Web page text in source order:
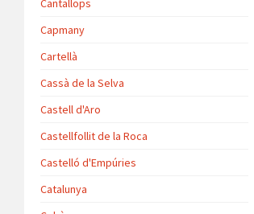
Capmany
Cartellà
Cassà de la Selva
Castell d'Aro
Castellfollit de la Roca
Castelló d'Empúries
Catalunya